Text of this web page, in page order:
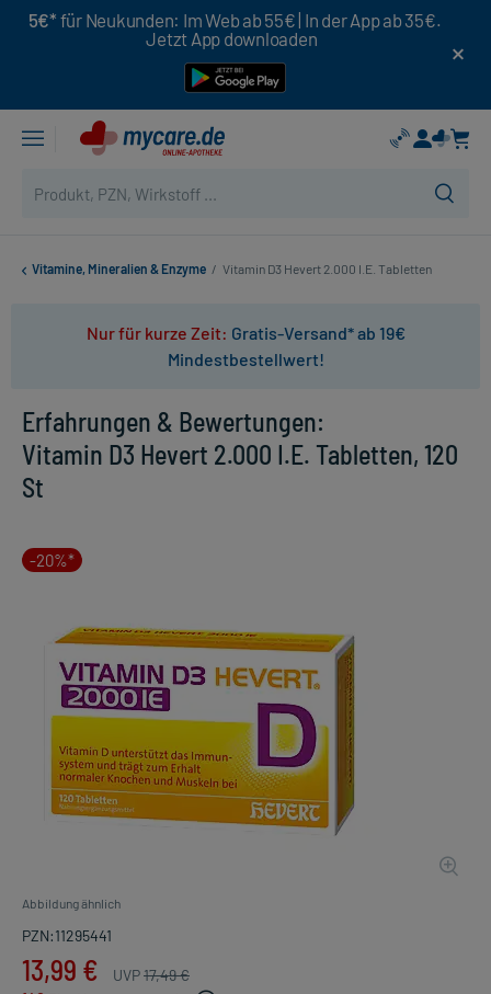
5€* für Neukunden: Im Web ab 55€ | In der App ab 35€.
Jetzt App downloaden
Vitamine, Mineralien & Enzyme / Vitamin D3 Hevert 2.000 I.E. Tabletten
Nur für kurze Zeit: Gratis-Versand* ab 19€
Mindestbestellwert!
Erfahrungen & Bewertungen:
Vitamin D3 Hevert 2.000 I.E. Tabletten, 120
St
-20%*
Abbildung ähnlich
PZN:11295441
13,99 € UVP17,49 €